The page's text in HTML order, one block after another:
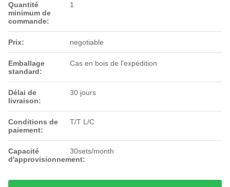
Quantité
minimum de
commande:
1
Prix: negotiable
Emballage
standard:
Cas en bois de l'expédition
Délai de
livraison:
30 jours
Conditions de
paiement:
T/T L/C
Capacité
d'approvisionnement:
30sets/month